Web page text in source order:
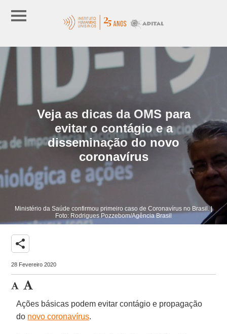
Veja as dicas da OMS para
evitar o contágio e a
disseminação do novo
coronavírus
Ministério da Saúde confirmou primeiro caso de Coronavírus no Brasil. |
Foto: Rodrigues Pozzebom/Agência Brasil
share
28 Fevereiro 2020
Ações básicas podem evitar contágio e propagação
do novo coronavírus.